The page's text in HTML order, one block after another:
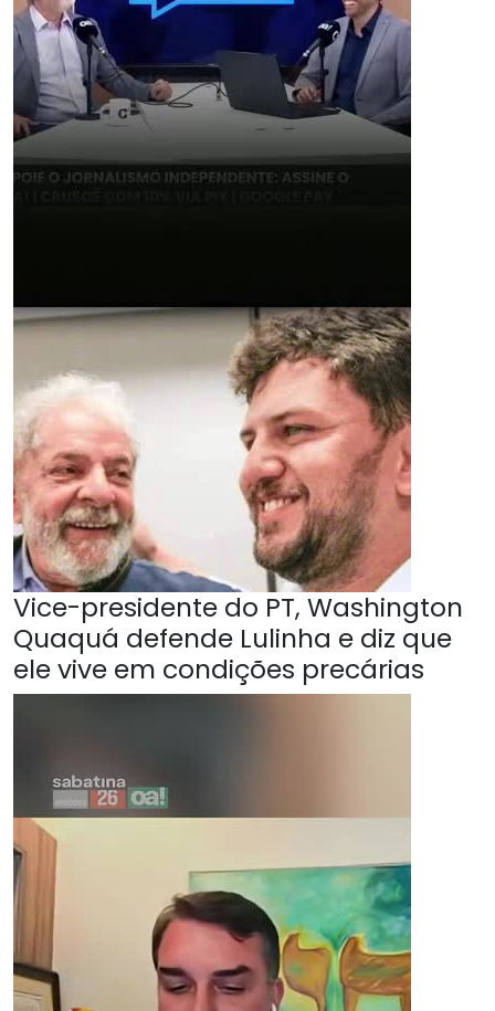
Vice-presidente do PT, Washington
Quaquá defende Lulinha e diz que
ele vive em condições precárias